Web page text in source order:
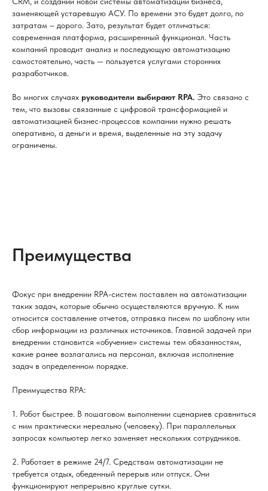
заменяющей устаревшую АСУ. По времени это будет долго, по
затратам – дорого. Зато, результат будет отличаться:
современная платформа, расширенный функционал. Часть
компаний проводит анализ и последующую автоматизацию
самостоятельно, часть — пользуется услугами сторонних
разработчиков.
Во многих случаях руководители выбирают RPA. Это связано с
тем, что вызовы связанные с цифровой трансформацией и
автоматизацией бизнес-процессов компании нужно решать
оперативно, а деньги и время, выделенные на эту задачу
ограничены.
Преимущества
Фокус при внедрении RPA-систем поставлен на автоматизации
таких задач, которые обычно осуществляются вручную. К ним
относится составление отчетов, отправка писем по шаблону или
сбор информации из различных источников. Главной задачей при
внедрении становится «обучение» системы тем обязанностям,
какие ранее возлагались на персонал, включая исполнение
задач в определенном порядке.
Преимущества RPA:
1. Робот быстрее. В пошаговом выполнении сценариев сравниться
с ним практически нереально (человеку). При параллельных
запросах компьютер легко заменяет нескольких сотрудников.
2. Работает в режиме 24/7. Средствам автоматизации не
требуется отдых, обеденный перерыв или отпуск. Они
функционируют непрерывно круглые сутки.